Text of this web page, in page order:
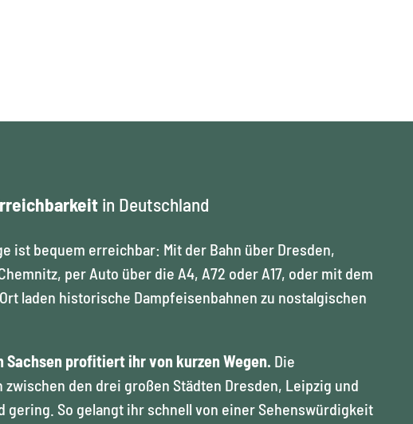
e
n
in Deutschland
ist bequem erreichbar: Mit der Bahn über Dresden,
per Auto über die A4, A72 oder A17, oder mit dem
laden historische Dampfeisenbahnen zu nostalgischen
Sachsen profitiert ihr von kurzen Wegen. Die
zwischen den drei großen Städten Dresden, Leipzig und
gering. So gelangt ihr schnell von einer Sehenswürdigkeit